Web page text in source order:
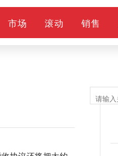
市场 滚动 销售